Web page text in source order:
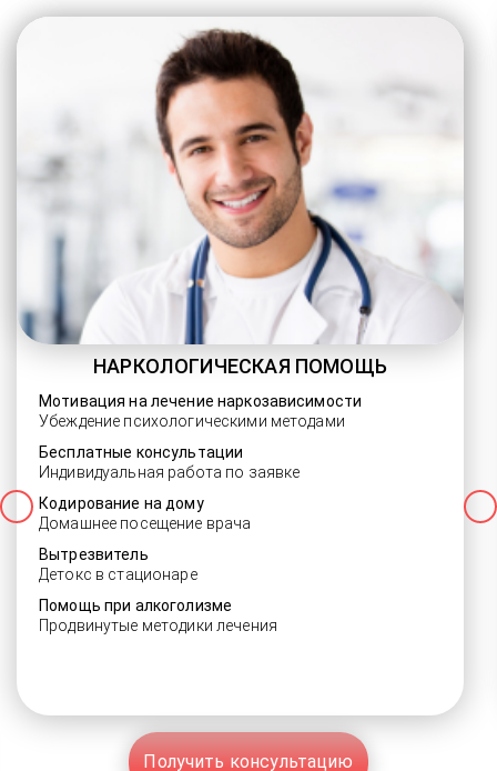
НАРКОЛОГИЧЕСКАЯ ПОМОЩЬ
Мотивация на лечение наркозависимости
Убеждение психологическими методами
Бесплатные консультации
Индивидуальная работа по заявке
Кодирование на дому
Домашнее посещение врача
Вытрезвитель
Детокс в стационаре
Помощь при алкоголизме
Продвинутые методики лечения
Получить консультацию